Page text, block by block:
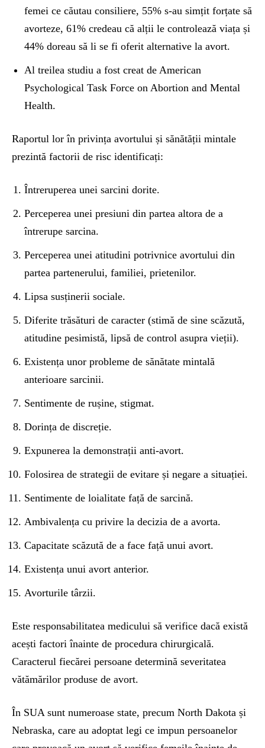
femei ce căutau consiliere, 55% s-au simțit forțate să
avorteze, 61% credeau că alții le controlează viața și
44% doreau să li se fi oferit alternative la avort.
Al treilea studiu a fost creat de American
Psychological Task Force on Abortion and Mental
Health.
Raportul lor în privința avortului și sănătății mintale
prezintă factorii de risc identificați:
Întreruperea unei sarcini dorite.
Perceperea unei presiuni din partea altora de a
întrerupe sarcina.
Perceperea unei atitudini potrivnice avortului din
partea partenerului, familiei, prietenilor.
Lipsa susținerii sociale.
Diferite trăsături de caracter (stimă de sine scăzută,
atitudine pesimistă, lipsă de control asupra vieții).
Existența unor probleme de sănătate mintală
anterioare sarcinii.
Sentimente de rușine, stigmat.
Dorința de discreție.
Expunerea la demonstrații anti-avort.
Folosirea de strategii de evitare și negare a situației.
Sentimente de loialitate față de sarcină.
Ambivalența cu privire la decizia de a avorta.
Capacitate scăzută de a face față unui avort.
Existența unui avort anterior.
Avorturile târzii.
Este responsabilitatea medicului să verifice dacă există
acești factori înainte de procedura chirurgicală.
Caracterul fiecărei persoane determină severitatea
vătămărilor produse de avort.
În SUA sunt numeroase state, precum North Dakota și
Nebraska, care au adoptat legi ce impun persoanelor